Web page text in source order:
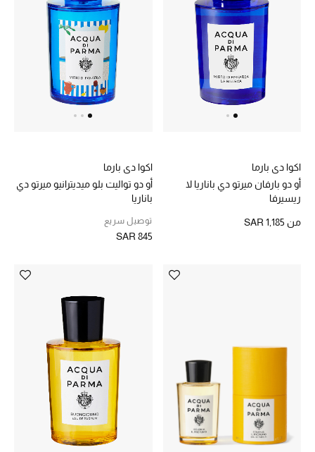
ماركات جديدة للجمال
تسوقوا أحدث الماركات
الرجال
الهدايا
الموسم الجديد
جميع الملابس الرجالية
الأحذية الرجالية
اكوا دي بارما
أو دو بارفان ميرتو دي باناريا لا
ريسيرفا
من SAR 1,185
اكوا دي بارما
أو دو تواليت بلو ميديترانيو ميرتو دي
باناريا
توصيل سريع
SAR 845